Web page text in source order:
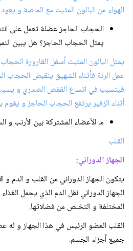
الهواء من البالون المثبت مع الماصة و
الحجاب الحاجز عضلة تعمل على
يمثل الحجاب الحاجز؟ هل يبين
يمثل البالون المثبت أسفل القارورة
عمل الرئة فأثناء الشهيق ينقبض الحجاب
فيتسبب في اتساع القفص الصدري و يسبب
أثناء الزفير يرتفع الحجاب الحاجز و يقوم
ما الأعضاء المشتركة بين الأرنب و
القلب
الجهاز الدوراني:
يتكون الجهاز الدوراني من القلب و الدم و
الجهاز الدوراني نقل الدم الذي يحمل
المختلفة و التخلص من فضلاتها.
القلب العضو الرئيس في هذا الجهاز و
جميع أجزاء الجسم.